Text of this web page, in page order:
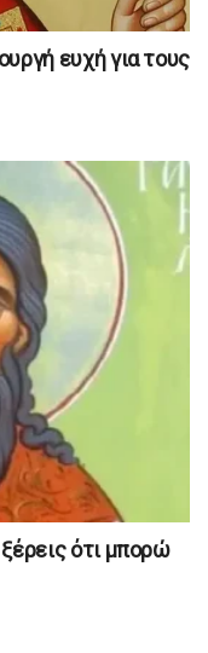
ευχή για τους
ότι μπορώ